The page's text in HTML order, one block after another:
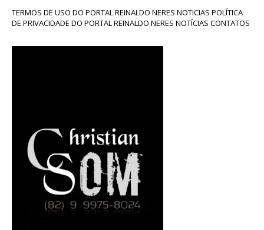
TERMOS DE USO DO PORTAL REINALDO NERES NOTICIAS POLÍTICA
DE PRIVACIDADE DO PORTAL REINALDO NERES NOTÍCIAS CONTATOS